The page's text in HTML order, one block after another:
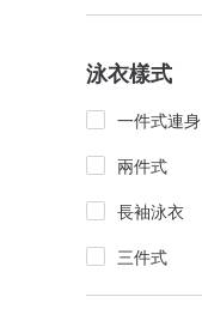
泳衣樣式
一件式連身
兩件式
長袖泳衣
三件式